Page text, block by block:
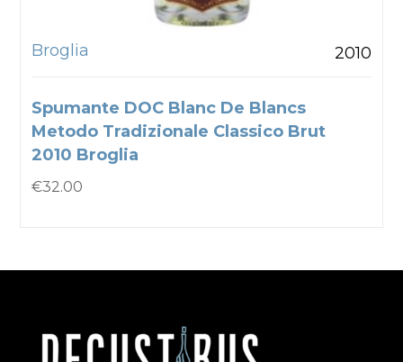
Broglia 2010
Spumante DOC Blanc De Blancs
Metodo Tradizionale Classico Brut
2010 Broglia
€32.00